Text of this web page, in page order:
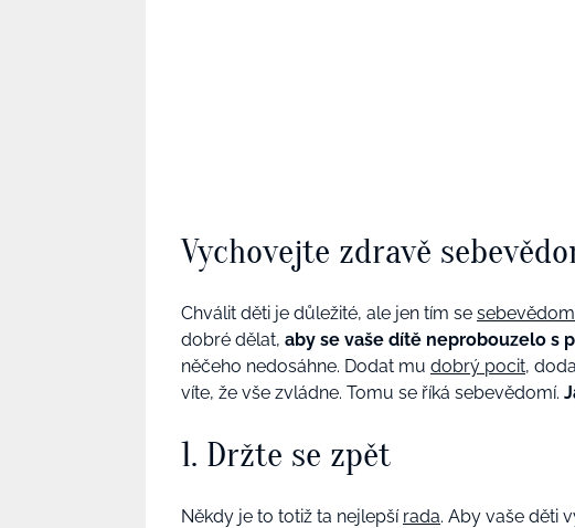
Vychovejte zdravě
Chválit děti je důležité, ale jen tím se
dobré dělat, aby se vaše dítě neprobouzelo s
něčeho nedosáhne. Dodat mu dobrý pocit,
víte, že vše zvládne. Tomu se říká sebevědomí.
1. Držte se zpět
Někdy je to totiž ta nejlepší rada. Aby vaše děti